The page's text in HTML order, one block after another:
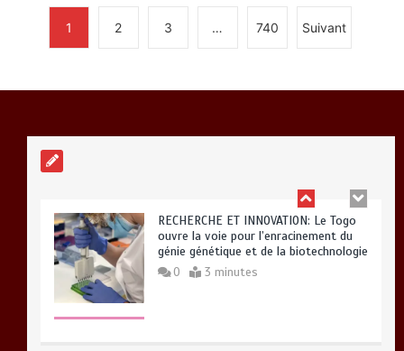
1 2 3 … 740 Suivant
RECHERCHE ET INNOVATION: Le Togo
ouvre la voie pour l’enracinement du
génie génétique et de la biotechnologie
0 3 minutes